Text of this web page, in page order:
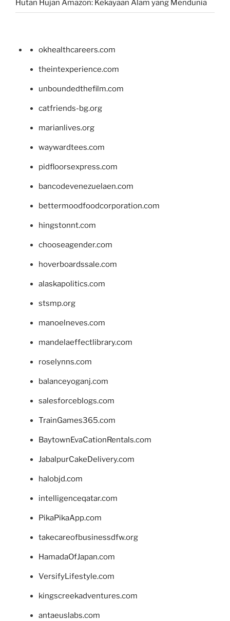
Hutan Hujan Amazon: Kekayaan Alam yang Mendunia
okhealthcareers.com
theintexperience.com
unboundedthefilm.com
catfriends-bg.org
marianlives.org
waywardtees.com
pidfloorsexpress.com
bancodevenezuelaen.com
bettermoodfoodcorporation.com
hingstonnt.com
chooseagender.com
hoverboardssale.com
alaskapolitics.com
stsmp.org
manoelneves.com
mandelaeffectlibrary.com
roselynns.com
balanceyoganj.com
salesforceblogs.com
TrainGames365.com
BaytownEvaCationRentals.com
JabalpurCakeDelivery.com
halobjd.com
intelligenceqatar.com
PikaPikaApp.com
takecareofbusinessdfw.org
HamadaOfJapan.com
VersifyLifestyle.com
kingscreekadventures.com
antaeuslabs.com